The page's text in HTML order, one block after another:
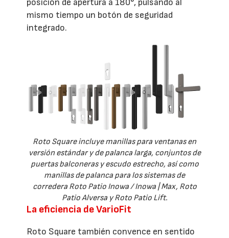
posición de apertura a 180°, pulsando al
mismo tiempo un botón de seguridad
integrado.
Roto Square incluye manillas para ventanas en
versión estándar y de palanca larga, conjuntos de
puertas balconeras y escudo estrecho, así como
manillas de palanca para los sistemas de
corredera Roto Patio Inowa / Inowa | Max, Roto
Patio Alversa y Roto Patio Lift.
La eficiencia de VarioFit
Roto Square también convence en sentido